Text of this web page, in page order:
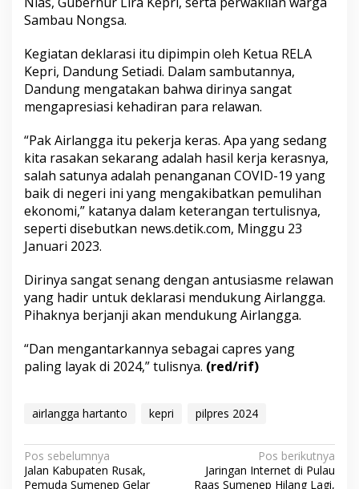
Sambau Nongsa.
Kegiatan deklarasi itu dipimpin oleh Ketua RELA
Kepri, Dandung Setiadi. Dalam sambutannya,
Dandung mengatakan bahwa dirinya sangat
mengapresiasi kehadiran para relawan.
“Pak Airlangga itu pekerja keras. Apa yang sedang
kita rasakan sekarang adalah hasil kerja kerasnya,
salah satunya adalah penanganan COVID-19 yang
baik di negeri ini yang mengakibatkan pemulihan
ekonomi,” katanya dalam keterangan tertulisnya,
seperti disebutkan news.detik.com, Minggu 23
Januari 2023.
Dirinya sangat senang dengan antusiasme relawan
yang hadir untuk deklarasi mendukung Airlangga.
Pihaknya berjanji akan mendukung Airlangga.
“Dan mengantarkannya sebagai capres yang
paling layak di 2024,” tulisnya. (red/rif)
airlangga hartanto kepri pilpres 2024
N
a
Pos sebelumnya
Jalan Kabupaten Rusak,
Pemuda Sumenep Gelar
Pos berikutnya
Jaringan Internet di Pulau
Raas Sumenep Hilang Lagi,